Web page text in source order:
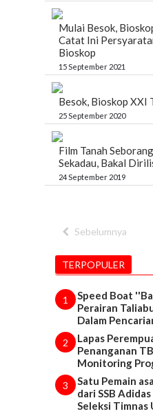
Mulai Besok,
Catat Ini
Bioskop
15 September 2021
Besok, Bioskop XXI
25 September 2020
Film Tanah
Sekadau, Bakal
24 September 2019
Sebelumnya
TERPOPULER
1
Speed Boat
Perairan
Dalam
2
Lapas
Penanganan
Monitoring
3
Satu Pemain
dari SSB
Seleksi Timnas